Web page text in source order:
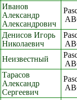
Иванов
Александр
Александрович
Денисов Игорь
Николаевич
Неизвестный
Тарасов
Александр
Сергеевич